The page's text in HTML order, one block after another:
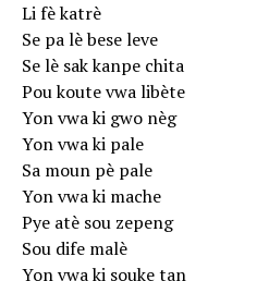
Li fè katrè
Se pa lè bese leve
Se lè sak kanpe chita
Pou koute vwa libète
Yon vwa ki gwo nèg
Yon vwa ki pale
Sa moun pè pale
Yon vwa ki mache
Pye atè sou zepeng
Sou dife malè
Yon vwa ki souke tan